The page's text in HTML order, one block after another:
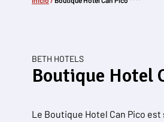
BETH HOTELS
Boutique Hotel
Le Boutique Hotel Can Pico est